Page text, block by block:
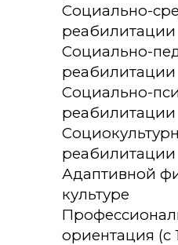
Социально-
реабилитации
Социально-
реабилитации
Социально-
реабилитации
реабилитации
Адаптивной
культуре
ориентация (с